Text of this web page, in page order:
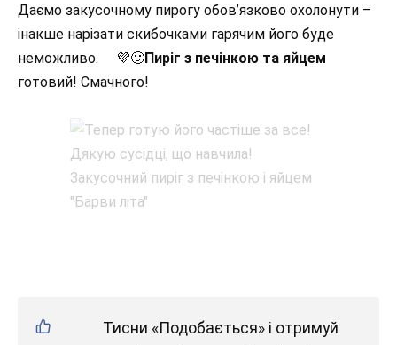
Даємо закусочному пирогу обов’язково охолонути –
інакше нарізати скибочками гарячим його буде
неможливо. 💜🙂Пиріг з печінкою та яйцем
готовий! Смачного!
Тисни «Подобається» і отримуй